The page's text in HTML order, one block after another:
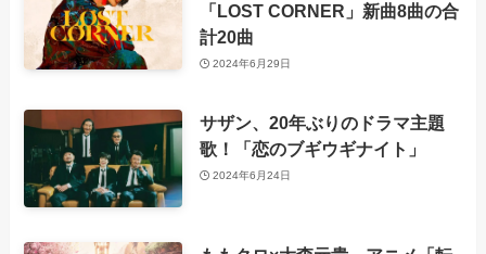
「LOST CORNER」新曲8曲の合
計20曲
2024年6月29日
サザン、20年ぶりのドラマ主題
歌！「恋のブギウギナイト」
2024年6月24日